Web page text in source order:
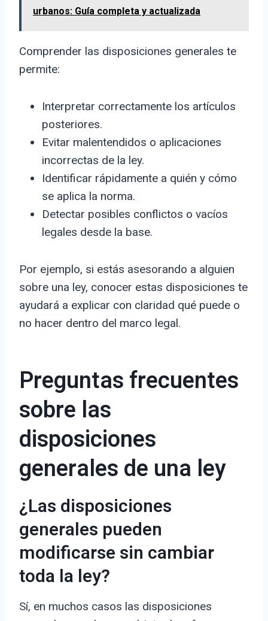
urbanos: Guía completa y actualizada
Comprender las disposiciones generales te
permite:
Interpretar correctamente los artículos
posteriores.
Evitar malentendidos o aplicaciones
incorrectas de la ley.
Identificar rápidamente a quién y cómo
se aplica la norma.
Detectar posibles conflictos o vacíos
legales desde la base.
Por ejemplo, si estás asesorando a alguien
sobre una ley, conocer estas disposiciones te
ayudará a explicar con claridad qué puede o
no hacer dentro del marco legal.
Preguntas frecuentes
sobre las
disposiciones
generales de una ley
¿Las disposiciones
generales pueden
modificarse sin cambiar
toda la ley?
Sí, en muchos casos las disposiciones